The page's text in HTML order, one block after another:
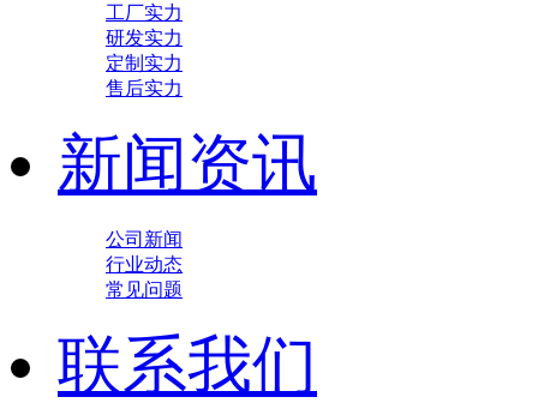
工厂实力
研发实力
定制实力
售后实力
新闻资讯
公司新闻
行业动态
常见问题
联系我们